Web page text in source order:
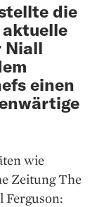
die
Niall
einen
wie
Zeitung The
Ferguson: